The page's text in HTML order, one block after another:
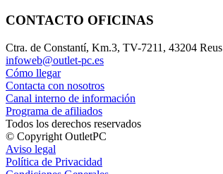
CONTACTO OFICINAS
Ctra. de Constantí, Km.3, TV-7211, 43204 Reus
infoweb@outlet-pc.es
Cómo llegar
Contacta con nosotros
Canal interno de información
Programa de afiliados
Todos los derechos reservados
© Copyright OutletPC
Aviso legal
Política de Privacidad